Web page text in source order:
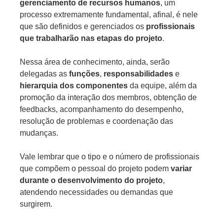
gerenciamento de recursos humanos, um
processo extremamente fundamental, afinal, é nele
que são definidos e gerenciados os profissionais
que trabalharão nas etapas do projeto.
Nessa área de conhecimento, ainda, serão
delegadas as funções, responsabilidades e
hierarquia dos componentes da equipe, além da
promoção da interação dos membros, obtenção de
feedbacks, acompanhamento do desempenho,
resolução de problemas e coordenação das
mudanças.
Vale lembrar que o tipo e o número de profissionais
que compõem o pessoal do projeto podem variar
durante o desenvolvimento do projeto,
atendendo necessidades ou demandas que
surgirem.